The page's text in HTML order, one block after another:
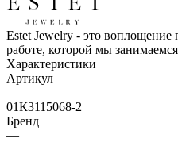
Estet Jewelry - это
работе, которой мы
Характеристики
Артикул
—
01К3115068-2
Бренд
—